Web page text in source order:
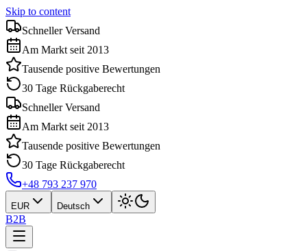
Skip to content
Schneller Versand
Am Markt seit 2013
Tausende positive Bewertungen
30 Tage Rückgaberecht
Schneller Versand
Am Markt seit 2013
Tausende positive Bewertungen
30 Tage Rückgaberecht
+48 793 237 970
EUR Deutsch
B2B